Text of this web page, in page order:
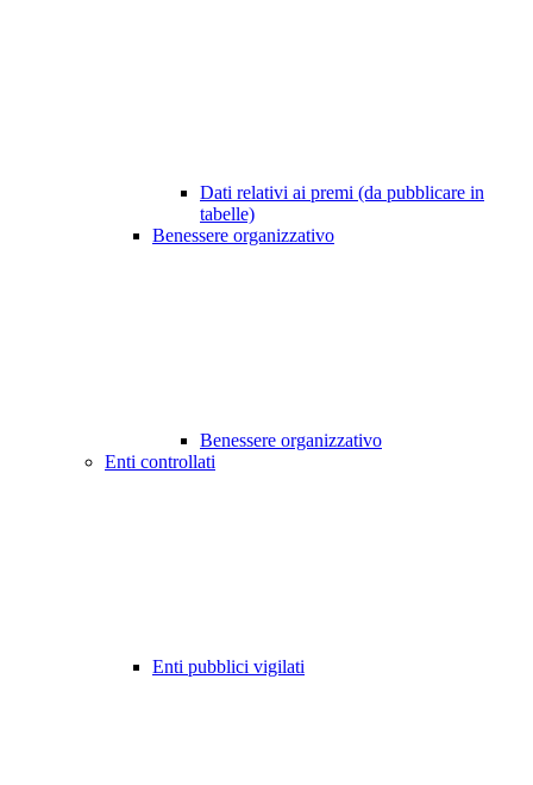
Dati relativi ai premi (da pubblicare in
tabelle)
Benessere organizzativo
Benessere organizzativo
Enti controllati
Enti pubblici vigilati